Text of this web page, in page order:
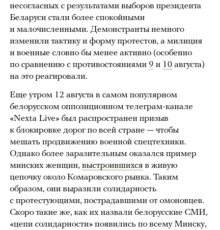
несогласных с результатами выборов президента
Беларуси стали более спокойными
и малочисленными. Демонстранты немного
изменили тактику и форму протестов, а милиция
и военные словно бы менее активно (особенно
по сравнению с противостояниями 9 и 10 августа)
на это реагировали.
Еще утром 12 августа в самом популярном
белорусском оппозиционном телеграм-канале
«Nexta Live» был распространен призыв
к блокировке дорог по всей стране — чтобы
мешать продвижению военной спецтехники.
Однако более заразительным оказался пример
минских женщин, выстроившихся в живую
цепочку около Комаровского рынка. Таким
образом, они выразили солидарность
с протестующими, пострадавшими от омоновцев.
Скоро такие же, как их назвали белорусские СМИ,
«цепи солидарности» появились по всему Минску,